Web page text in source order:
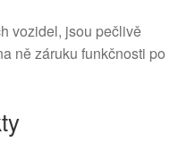
vozidel, jsou pečlivě
ně záruku funkčnosti po